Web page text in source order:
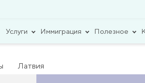
Услуги Иммиграция Полезное
Латвия